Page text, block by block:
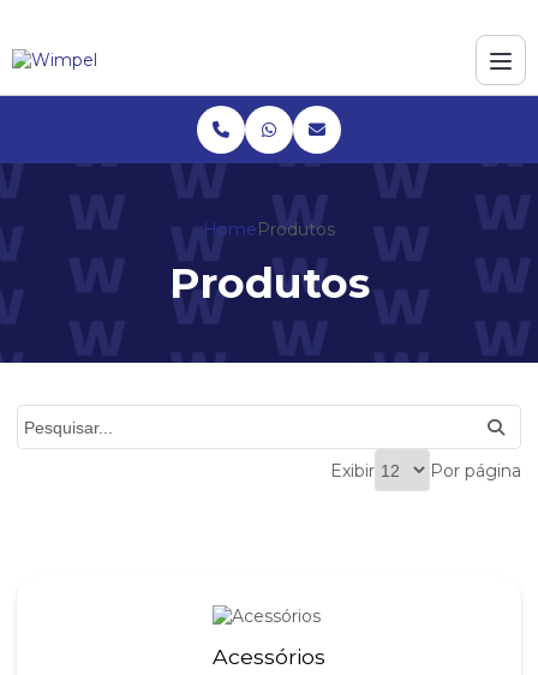
HomeProdutos
Produtos
Exibir Por página
Acessórios